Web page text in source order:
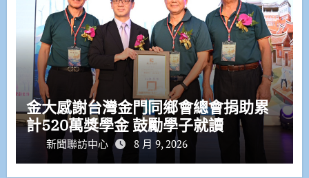
金大感謝台灣金門同鄉會總會捐助累
計520萬獎學金 鼓勵學子就讀
新聞聯訪中心 8 月 9, 2026